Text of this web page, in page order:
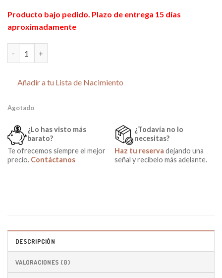
Producto bajo pedido. Plazo de entrega 15 días
aproximadamente
Añadir a tu Lista de Nacimiento
Agotado
¿Lo has visto más
barato?
Te ofrecemos siempre el mejor
precio. Contáctanos
¿Todavía no lo
necesitas?
Haz tu reserva dejando una
señal y recíbelo más adelante.
DESCRIPCIÓN
VALORACIONES (0)